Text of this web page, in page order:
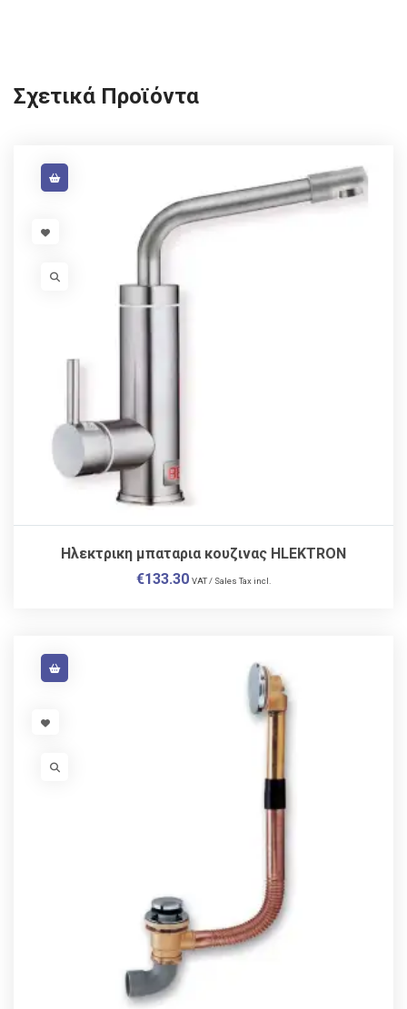
Σχετικά Προϊόντα
VISIT LINK
VISIT LINK
Ηλεκτρικη μπαταρια κουζινας HLEKTRON
€133.30 VAT / Sales Tax incl.
VISIT LINK
VISIT LINK